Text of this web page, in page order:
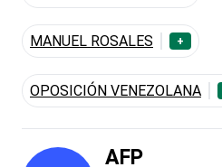
MANUEL ROSALES +
OPOSICIÓN VENEZOLANA
AFP